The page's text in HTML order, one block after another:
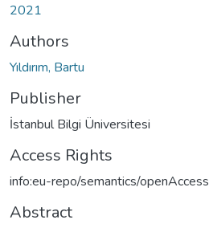
2021
Authors
Yıldırım, Bartu
Publisher
İstanbul Bilgi Üniversitesi
Access Rights
info:eu-repo/semantics/openAccess
Abstract